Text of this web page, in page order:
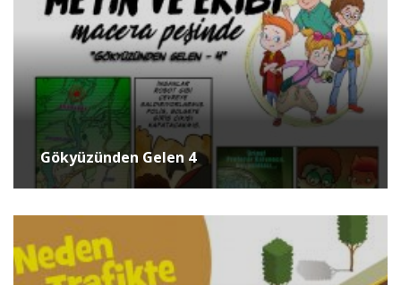
Gökyüzünden Gelen 4